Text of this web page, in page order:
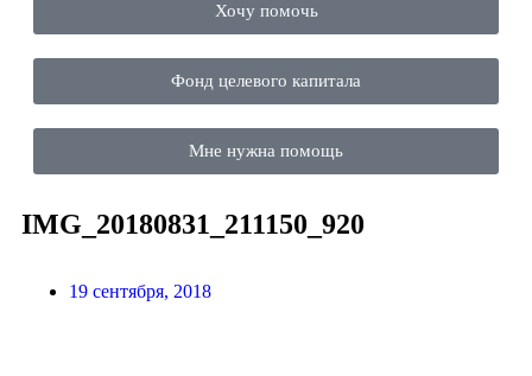
Хочу помочь
Фонд целевого капитала
Мне нужна помощь
IMG_20180831_211150_920
19 сентября, 2018